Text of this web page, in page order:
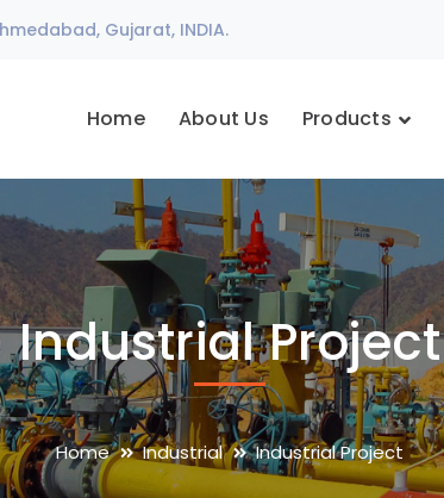
Gujarat, INDIA.
Home About Us Products
Industrial Project
Home Industrial Industrial Project